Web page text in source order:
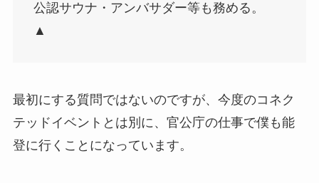
公認サウナ・アンバサダー等も務める。
▲
最初にする質問ではないのですが、今度のコネク
テッドイベントとは別に、官公庁の仕事で僕も能
登に行くことになっています。